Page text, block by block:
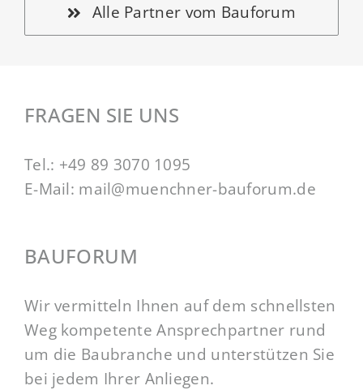
Alle Partner vom Bauforum
FRAGEN SIE UNS
Tel.: +49 89 3070 1095
E-Mail: mail@muenchner-bauforum.de
BAUFORUM
Wir vermitteln Ihnen auf dem schnellsten
Weg kompetente Ansprechpartner rund
um die Baubranche und unterstützen Sie
bei jedem Ihrer Anliegen.